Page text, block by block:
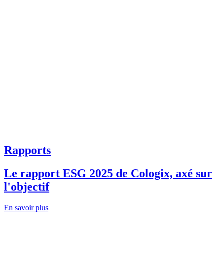
Rapports
Le rapport ESG 2025 de Cologix, axé sur
l'objectif
En savoir plus